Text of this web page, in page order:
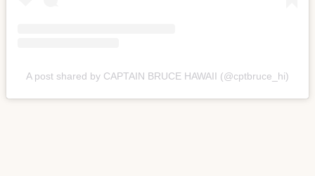
A post shared by CAPTAIN BRUCE HAWAII (@cptbruce_hi)